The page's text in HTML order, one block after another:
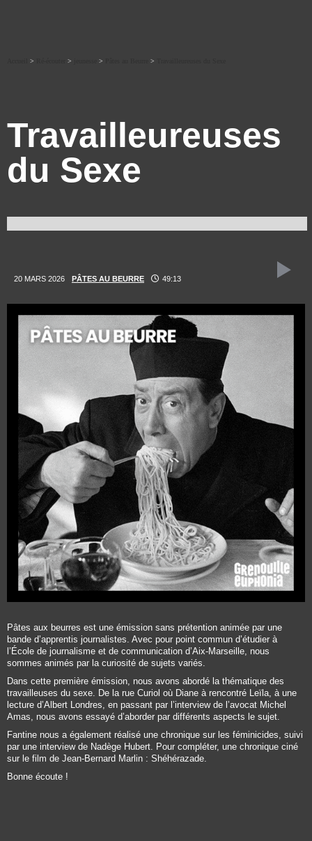
> > > >
Travailleureuses
du Sexe
20 MARS 2026 PÂTES AU BEURRE 49:13
Pâtes aux beurres est une émission sans prétention animée par une
bande d’apprentis journalistes. Avec pour point commun d’étudier à
l’École de journalisme et de communication d’Aix-Marseille, nous
sommes animés par la curiosité de sujets variés.
Dans cette première émission, nous avons abordé la thématique des
travailleuses du sexe. De la rue Curiol où Diane à rencontré Leïla, à une
lecture d’Albert Londres, en passant par l’interview de l’avocat Michel
Amas, nous avons essayé d’aborder par différents aspects le sujet.
Fantine nous a également réalisé une chronique sur les féminicides, suivi
par une interview de Nadège Hubert. Pour compléter, une chronique ciné
sur le film de Jean-Bernard Marlin : Shéhérazade.
Bonne écoute !